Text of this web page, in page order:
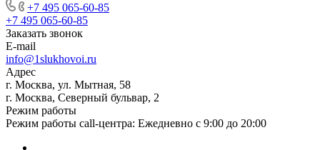
+7 495 065-60-85
+7 495 065-60-85
Заказать звонок
E-mail
info@1slukhovoi.ru
Адрес
г. Москва, ул. Мытная, 58
г. Москва, Северный бульвар, 2
Режим работы
Режим работы call-центра: Ежедневно с 9:00 до 20:00